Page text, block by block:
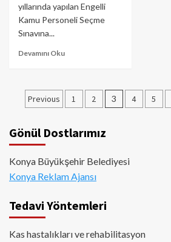
yıllarında yapılan Engelli
Kamu Personeli Seçme
Sınavına...
Devamını Oku
Yazı
Previous 1 2 3 4 5
Gönül Dostlarımız
Konya Büyükşehir Belediyesi
Konya Reklam Ajansı
Tedavi Yöntemleri
Kas hastalıkları ve rehabilitasyon